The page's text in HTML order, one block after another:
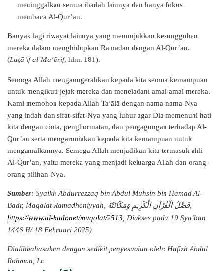
meninggalkan semua ibadah lainnya dan hanya fokus
membaca Al-Qur’an.
Banyak lagi riwayat lainnya yang menunjukkan kesungguhan
mereka dalam menghidupkan Ramadan dengan Al-Qur’an.
(Laṭā’if al-Ma‘ārif, hlm. 181).
Semoga Allah menganugerahkan kepada kita semua kemampuan
untuk mengikuti jejak mereka dan meneladani amal-amal mereka.
Kami memohon kepada Allah Ta‘ālā dengan nama-nama-Nya
yang indah dan sifat-sifat-Nya yang luhur agar Dia memenuhi hati
kita dengan cinta, penghormatan, dan pengagungan terhadap Al-
Qur’an serta mengaruniakan kepada kita kemampuan untuk
mengamalkannya. Semoga Allah menjadikan kita termasuk ahli
Al-Qur’an, yaitu mereka yang menjadi keluarga Allah dan orang-
orang pilihan-Nya.
Sumber: Syaikh Abdurrazzaq bin Abdul Muhsin bin Hamad Al-
Badr, Maqālāt Ramadhāniyyah, فَضْلُ الْقُرْآنِ الْكَرِيمِ وَمَكَانَتُهُ,
https://www.al-badr.net/muqolat/2513
Diakses pada 19 Sya’ban
1446 H/ 18 Februari 2025)
Dialihbahasakan dengan sedikit penyesuaian oleh: Hafizh Abdul
Rohman, Lc